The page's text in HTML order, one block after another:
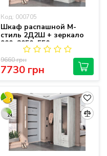
Код: 000705
Шкаф распашной М-
стиль 2Д2Ш + зеркало
900х2050х550
7730 грн
9660 грн
1
24